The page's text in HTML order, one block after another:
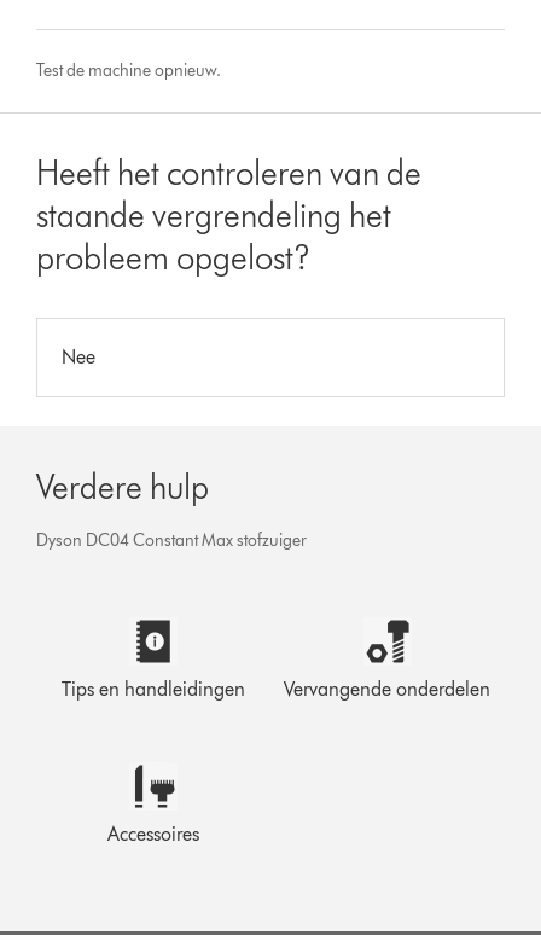
Test de machine opnieuw.
Heeft het controleren van de
staande vergrendeling het
probleem opgelost?
Nee
Verdere hulp
Dyson DC04 Constant Max stofzuiger
Tips en handleidingen Vervangende onderdelen
Accessoires